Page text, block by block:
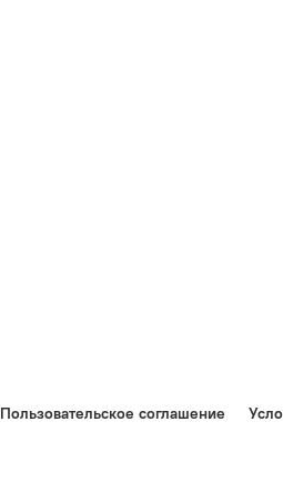
Пользовательское соглашение